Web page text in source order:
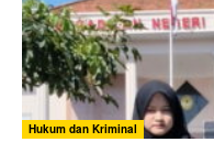
Hukum dan Kriminal